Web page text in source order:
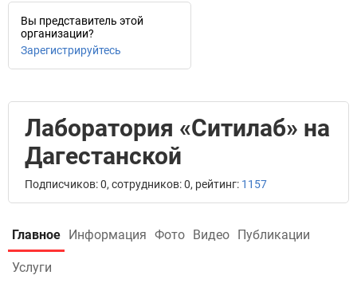
Вы представитель этой
организации?
Зарегистрируйтесь
Лаборатория «Ситилаб» на
Дагестанской
Подписчиков: 0, сотрудников: 0, рейтинг: 1157
Главное Информация Фото Видео Публикации
Услуги